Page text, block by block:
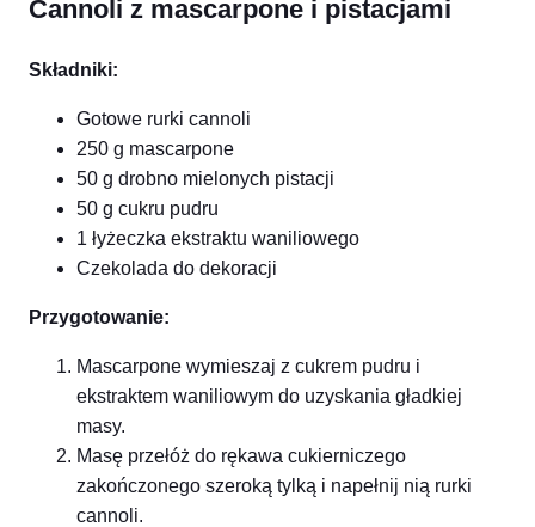
Cannoli z mascarpone i pistacjami
Składniki:
Gotowe rurki cannoli
250 g mascarpone
50 g drobno mielonych pistacji
50 g cukru pudru
1 łyżeczka ekstraktu waniliowego
Czekolada do dekoracji
Przygotowanie:
Mascarpone wymieszaj z cukrem pudru i
ekstraktem waniliowym do uzyskania gładkiej
masy.
Masę przełóż do rękawa cukierniczego
zakończonego szeroką tylką i napełnij nią rurki
cannoli.